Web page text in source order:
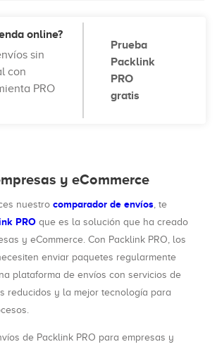
online?
sin
con
PRO
Prueba
Packlink
PRO
gratis
y eCommerce
nuestro comparador de envíos, te
PRO que es la solución que ha creado
y eCommerce. Con Packlink PRO, los
enviar paquetes regularmente
plataforma de envíos con servicios de
reducidos y la mejor tecnología para
de Packlink PRO para empresas y